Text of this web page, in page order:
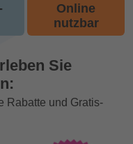
Online
nutzbar
Sie
Rabatte und Gratis-